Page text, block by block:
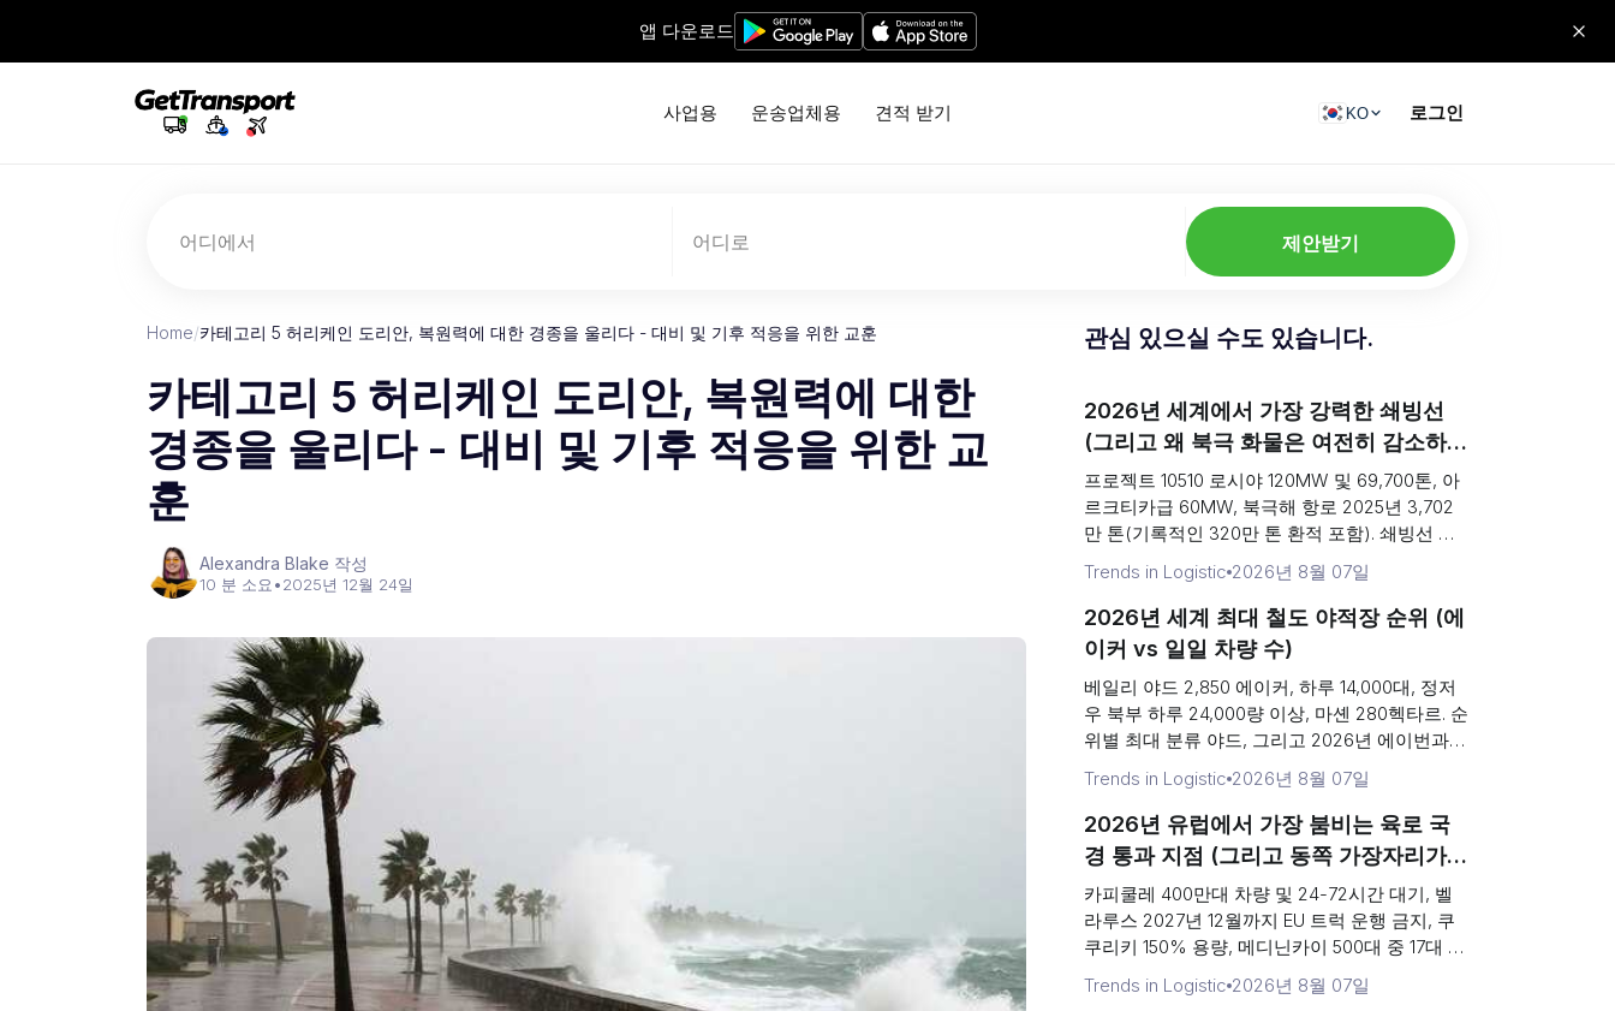
앱 다운로드
사업용 운송업체용 견적 받기 KO 로그인
어디에서 어디로 제안받기
Home/카테고리 5 허리케인 도리안, 복원력에 대한 경종을 울리다 - 대비 및 기후 적응을 위한 교훈
카테고리 5 허리케인 도리안, 복원력에 대한
경종을 울리다 - 대비 및 기후 적응을 위한 교
훈
Alexandra Blake 작성
10 분 소요 •2025년 12월 24일
관심 있으실 수도 있습니다.
2026년 세계에서 가장 강력한 쇄빙선
(그리고 왜 북극 화물은 여전히 ​​감소하는
가)
프로젝트 10510 로시야 120MW 및 69,700톤, 아
르크티카급 60MW, 북극해 항로 2025년 3,702
만 톤(기록적인 320만 톤 환적 포함). 쇄빙선 순
위 및 2026년 8월 15일 출항하는 북극 컨테이...
Trends in Logistic 2026년 8월 07일
2026년 세계 최대 철도 야적장 순위 (에
이커 vs 일일 차량 수)
베일리 야드 2,850 에이커, 하루 14,000대, 정저
우 북부 하루 24,000량 이상, 마셴 280헥타르. 순
위별 최대 분류 야드, 그리고 2026년 에이번과
게일즈버그의 험프 투자.
Trends in Logistic 2026년 8월 07일
2026년 유럽에서 가장 붐비는 육로 국
경 통과 지점 (그리고 동쪽 가장자리가
왜 하나의 관문으로 축소되었는가)
카피쿨레 400만대 차량 및 24-72시간 대기, 벨
라루스 2027년 12월까지 EU 트럭 운행 금지, 쿠
쿠리키 150% 용량, 메디닌카이 500대 중 17대 처
리. 유럽에서 가장 붐비는 육상 국경 화물 운송 순
위.
Trends in Logistic 2026년 8월 07일